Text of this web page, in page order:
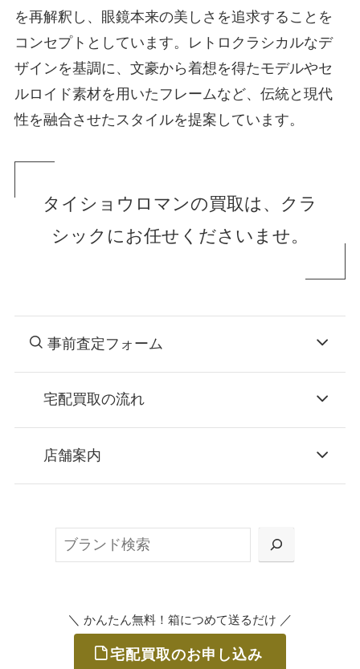
を再解釈し、眼鏡本来の美しさを追求することを
コンセプトとしています。レトロクラシカルなデ
ザインを基調に、文豪から着想を得たモデルやセ
ルロイド素材を用いたフレームなど、伝統と現代
性を融合させたスタイルを提案しています。
タイショウロマンの買取は、クラ
シックにお任せくださいませ。
事前査定フォーム
宅配買取の流れ
お申込み
または梱包材不要の「集荷申込」からお選び
ご発送
店舗案内
＼ かんたん無料！箱につめて送るだけ ／
宅配買取のお申し込み